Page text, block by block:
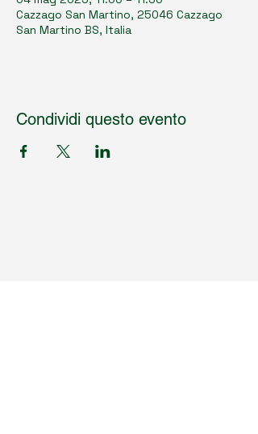
Cazzago San Martino, 25046 Cazzago
San Martino BS, Italia
Condividi questo evento